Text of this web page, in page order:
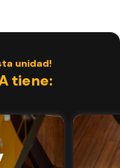
unidad!
tiene: